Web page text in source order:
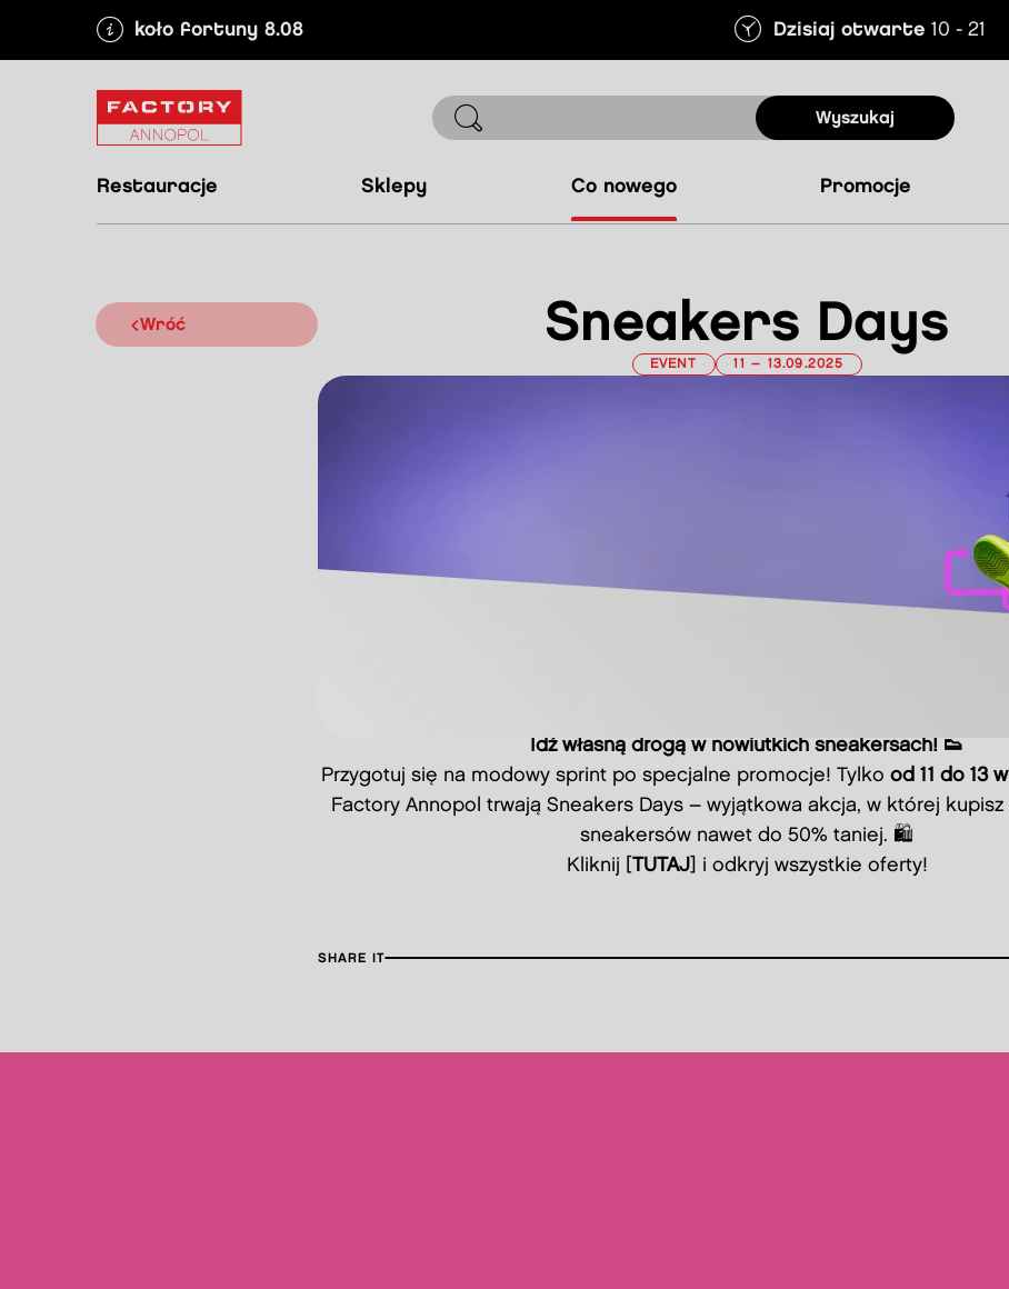
koło fortuny 8.08 Dzisiaj otwarte 10 - 21
Wyszukaj
restauracje sklepy co nowego promocje
wróć Sneakers Days
EVENT 11 – 13.09.2025
Idź własną drogą w nowiutkich sneakersach! 👟
Przygotuj się na modowy sprint po specjalne promocje! Tylko od 11 do 13
Factory Annopol trwają Sneakers Days – wyjątkowa akcja, w której
sneakersów nawet do 50% taniej. 🛍️
Kliknij [ TUTAJ] i odkryj wszystkie oferty!
SHARE IT